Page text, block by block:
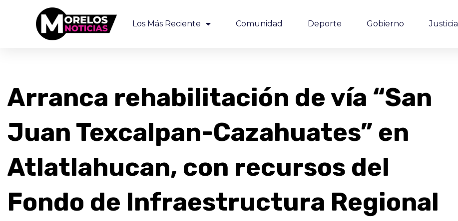
Los Más Reciente Comunidad Deporte Gobierno Justicia
Arranca rehabilitación de vía “San
Juan Texcalpan-Cazahuates” en
Atlatlahucan, con recursos del
Fondo de Infraestructura Regional